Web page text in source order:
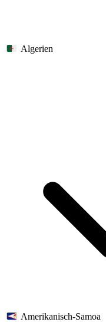
Algerien
Amerikanisch-Samoa